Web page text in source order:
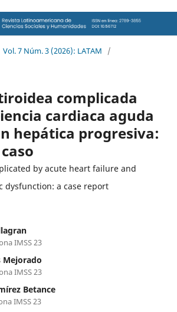
Vol. 7 Núm. 3 (2026): LATAM
/
complicada
cardiaca aguda
hepática progresiva:
by acute heart failure and
dysfunction: a case report
IMSS 23
Mejorado
IMSS 23
Betance
IMSS 23